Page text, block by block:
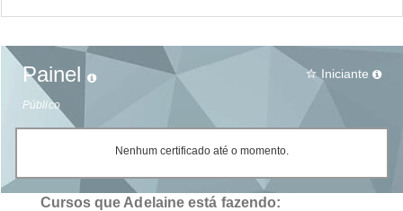
Painel
Público
star_border Iniciante
Nenhum certificado até o momento.
Cursos que Adelaine está fazendo: